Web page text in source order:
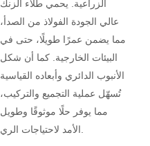
الزراعية. يحمي طلاء الزنك
عالي الجودة الفولاذ من الصدأ،
مما يضمن عمرًا طويلًا، حتى في
البيئات الخارجية. كما أن شكل
الأنبوب الدائري وأبعاده القياسية
تُسهّل عملية التجميع والتركيب،
مما يوفر حلًا موثوقًا وطويل